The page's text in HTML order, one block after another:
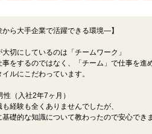
から大手企業で活躍できる環境―】
切にしているのは「チームワーク」
事をするのではなく、「チーム」で仕事を進
ルにこだわっています。
（入社2年7ヶ月）
経験も全くありませんでしたが、
基礎的な知識について教わったので安心でき